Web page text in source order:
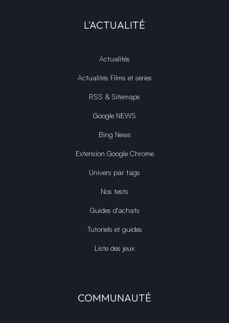
L'ACTUALITÉ
Actualités
Actualités Films et séries
RSS & Sitemaps
Google NEWS
Bing News
Extension Google Chrome
Univers par tags
Nos tests
Guides d'achats
Tutoriels et guides
Liste des jeux
COMMUNAUTÉ